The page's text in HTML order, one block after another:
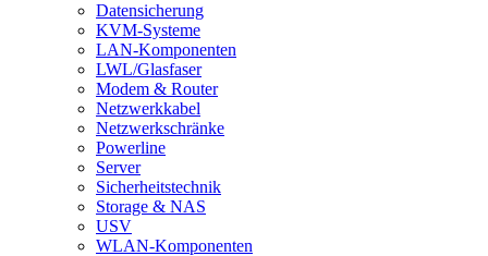
Datensicherung
KVM-Systeme
LAN-Komponenten
LWL/Glasfaser
Modem & Router
Netzwerkkabel
Netzwerkschränke
Powerline
Server
Sicherheitstechnik
Storage & NAS
USV
WLAN-Komponenten